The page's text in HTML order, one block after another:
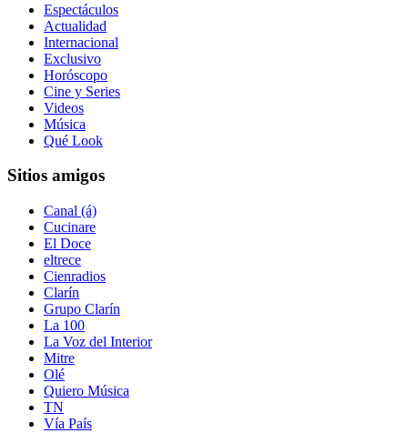
Espectáculos
Actualidad
Internacional
Exclusivo
Horóscopo
Cine y Series
Videos
Música
Qué Look
Sitios amigos
Canal (á)
Cucinare
El Doce
eltrece
Cienradios
Clarín
Grupo Clarín
La 100
La Voz del Interior
Mitre
Olé
Quiero Música
TN
Vía País